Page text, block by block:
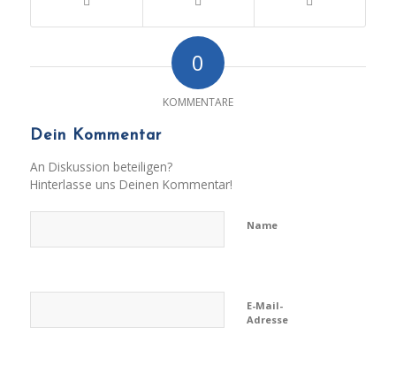
0
KOMMENTARE
Dein Kommentar
An Diskussion beteiligen?
Hinterlasse uns Deinen Kommentar!
Name
E-Mail-
Adresse